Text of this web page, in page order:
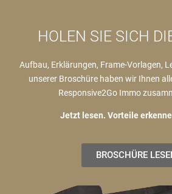
HOLEN SIE SICH
Aufbau, Erklärungen, Frame-Vorlagen,
unserer Broschüre haben wir Ihnen
Responsive2Go Immo
Jetzt lesen. Vorteile
BROSCHÜRE